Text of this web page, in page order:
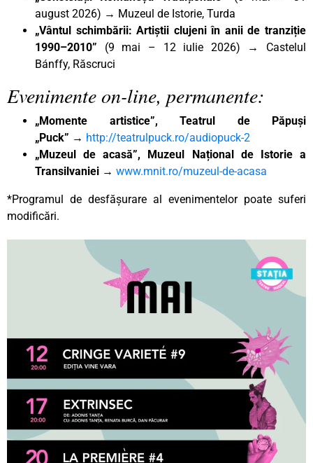
august 2026) → Muzeul de Istorie, Turda
„Vântul schimbării: Artiștii clujeni în anii de tranziție
1990–2010” (9 mai – 12 iulie 2026) → Castelul
Bánffy, Răscruci
Evenimente on-line, permanente:
„Momente artistice”, Teatrul de Păpuși
„Puck” → http://teatrulpuck.ro/audiopuck-2
„Muzeul de acasă”, Muzeul Național de Istorie a
Transilvaniei → www.mnit.ro/muzeul-de-acasa
*Programul de desfășurare al evenimentelor poate suferi
modificări.